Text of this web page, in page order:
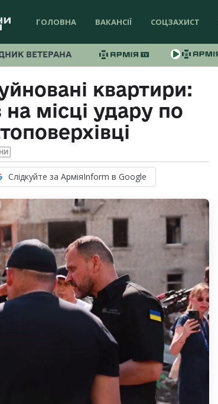
ГОЛОВНА ВАКАНСІЇ СОЦЗАХИСТ
ВЕТЕРАНА
квартири:
місці удару по
Слідкуйте за АрміяInform в Google